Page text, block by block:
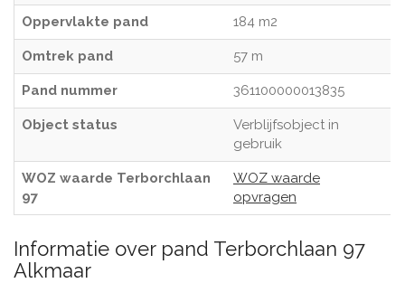
Oppervlakte pand 184 m2
Omtrek pand 57 m
Pand nummer 361100000013835
Object status
Verblijfsobject in
gebruik
WOZ waarde Terborchlaan
97
WOZ waarde
opvragen
Informatie over pand Terborchlaan 97
Alkmaar